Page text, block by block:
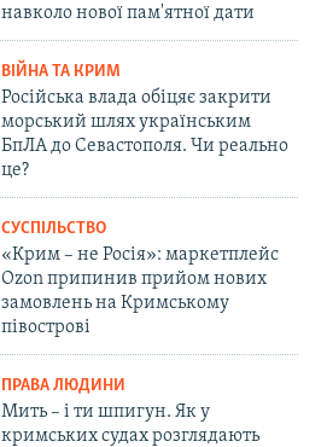
навколо нової пам'ятної дати
ВІЙНА ТА КРИМ
Російська влада обіцяє закрити
морський шлях українським
БпЛА до Севастополя. Чи реально
це?
СУСПІЛЬСТВО
«Крим – не Росія»: маркетплейс
Ozon припинив прийом нових
замовлень на Кримському
півострові
ПРАВА ЛЮДИНИ
Мить – і ти шпигун. Як у
кримських судах розглядають